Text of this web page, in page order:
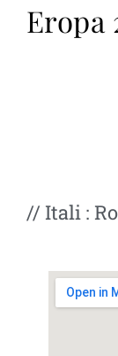
Eropa
// Itali :